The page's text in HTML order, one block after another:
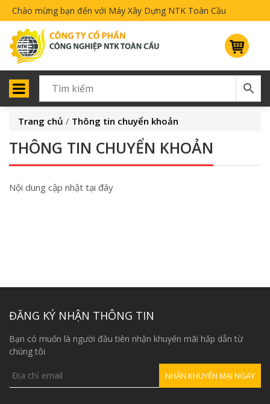
Chào mừng bạn đến với Máy Xây Dựng NTK Toàn Cầu
Trang chủ / Thông tin chuyển khoản
THÔNG TIN CHUYỂN KHOẢN
Nội dung cập nhật tại đây
ĐĂNG KÝ NHẬN THÔNG TIN
Bạn có muốn là người đầu tiên nhận khuyến mãi hấp dẫn từ
chúng tôi